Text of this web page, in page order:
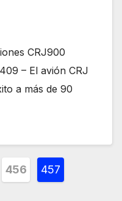
CRJ900
– El avión CRJ
a más de 90
456 457